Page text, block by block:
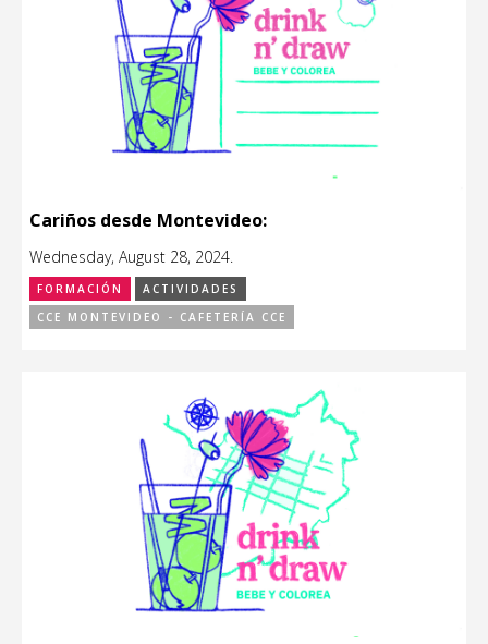
Cariños desde Montevideo:
Wednesday, August 28, 2024.
FORMACIÓN
ACTIVIDADES
CCE MONTEVIDEO - CAFETERÍA CCE